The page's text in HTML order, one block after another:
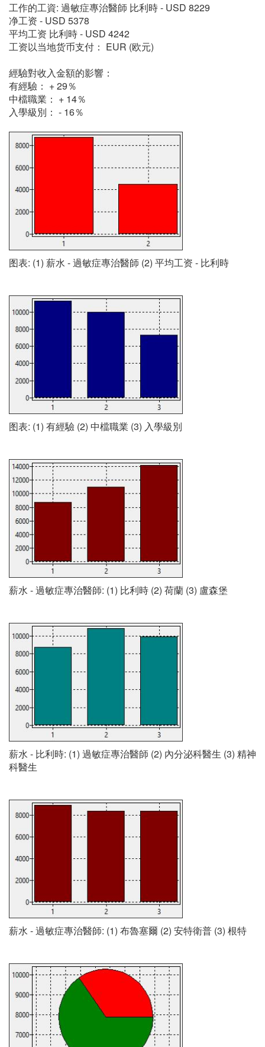
工作的工資: 過敏症專治醫師 比利時 - USD 8229
净工资 - USD 5378
平均工资 比利時 - USD 4242
工资以当地货币支付： EUR (欧元)
經驗對收入金額的影響：
有經驗： + 29％
中檔職業： + 14％
入學級別： - 16％
图表: (1) 薪水 - 過敏症專治醫師 (2) 平均工资 - 比利時
图表: (1) 有經驗 (2) 中檔職業 (3) 入學級別
薪水 - 過敏症專治醫師: (1) 比利時 (2) 荷蘭 (3) 盧森堡
薪水 - 比利時: (1) 過敏症專治醫師 (2) 內分泌科醫生 (3) 精神
科醫生
薪水 - 過敏症專治醫師: (1) 布魯塞爾 (2) 安特衛普 (3) 根特